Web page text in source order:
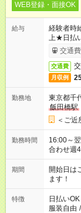
WEB登録・面接OK
給与
経験者時
上★日払
は手続き
交通
交通費
月収例
勤務地
東京都千
飯田橋駅
＜ご近
勤務時間
16:00～翌9:00 ※残
合わせ週
週20時間
派遣法（
業はご案
期間
開始日は
ます！
特徴 日払いOK
服装自由 /